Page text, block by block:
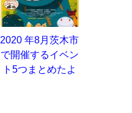
2020 年8月茨木市
で開催するイベン
ト5つまとめたよ